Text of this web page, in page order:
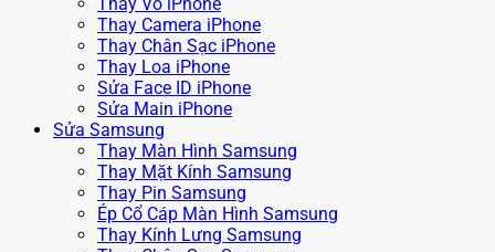
Thay Vỏ iPhone
Thay Camera iPhone
Thay Chân Sạc iPhone
Thay Loa iPhone
Sửa Face ID iPhone
Sửa Main iPhone
Sửa Samsung
Thay Màn Hình Samsung
Thay Mặt Kính Samsung
Thay Pin Samsung
Ép Cổ Cáp Màn Hình Samsung
Thay Kính Lưng Samsung